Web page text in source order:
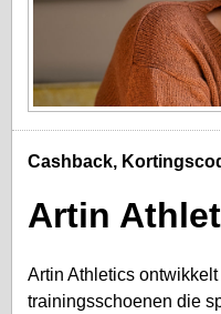
Cashback,
Artin
Artin Athletics ontwikkelt
trainingsschoenen die